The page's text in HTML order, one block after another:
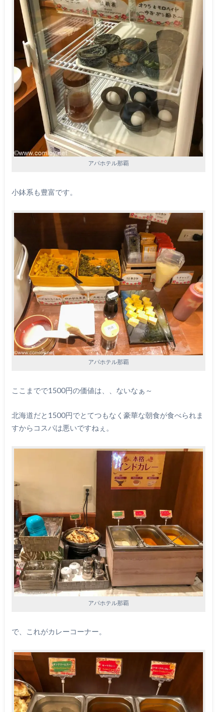
アパホテル那覇
小鉢系も豊富です。
アパホテル那覇
ここまでで1500円の価値は、、ないなぁ～
北海道だと1500円でとてつもなく豪華な朝食が食べられま
すからコスパは悪いですねぇ。
アパホテル那覇
で、これがカレーコーナー。